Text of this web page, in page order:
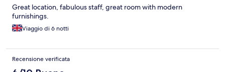
Great location, fabulous staff, great room with modern
furnishings.
Viaggio di 6 notti
Recensione verificata